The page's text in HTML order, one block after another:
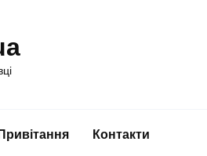
Привітання Контакти